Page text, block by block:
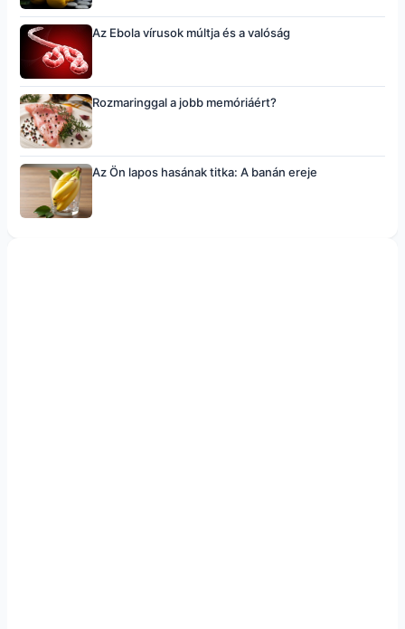
Az Ebola vírusok múltja és a valóság
Rozmaringgal a jobb memóriáért?
Az Ön lapos hasának titka: A banán ereje